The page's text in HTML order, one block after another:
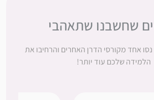
שחשבנו שתאהבי
אחד מקורסי הדרן האחרים והרחיבו את
שלכם עוד יותר!